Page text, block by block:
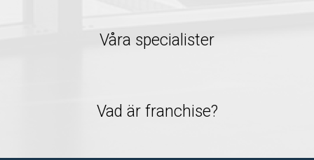
Våra specialister
Vad är franchise?